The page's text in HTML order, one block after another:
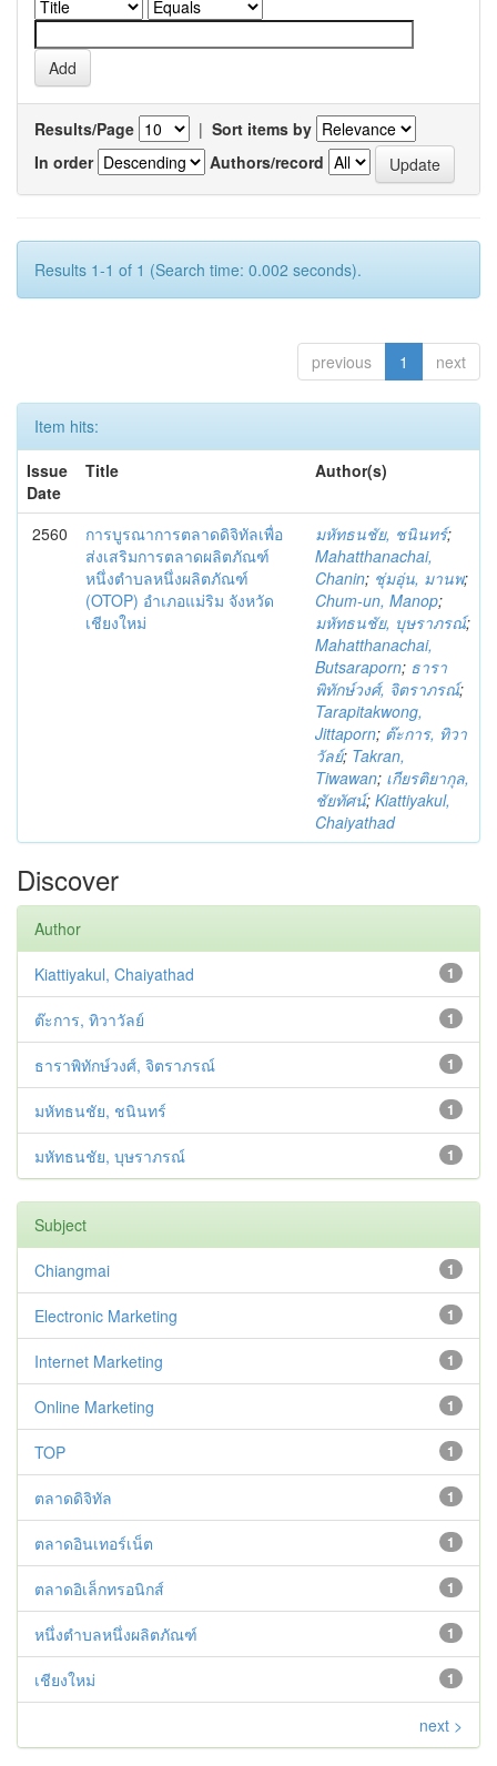
Results/Page | Sort items by
In order
Authors/record
Results 1-1 of 1 (Search time: 0.002 seconds).
previous 1 next
Item hits:
Issue
Date
Title Author(s)
2560
การบูรณาการตลาดดิจิทัลเพื่อ
ส่งเสริมการตลาดผลิตภัณฑ์
หนึ่งตำบลหนึ่งผลิตภัณฑ์
(OTOP) อำเภอแม่ริม จังหวัด
เชียงใหม่
มหัทธนชัย, ชนินทร์;
Mahatthanachai,
Chanin; ชุ่มอุ่น, มานพ;
Chum-un, Manop;
มหัทธนชัย, บุษราภรณ์;
Mahatthanachai,
Butsaraporn; ธารา
พิทักษ์วงศ์, จิตราภรณ์;
Tarapitakwong,
Jittaporn; ต๊ะการ, ทิวา
วัลย์; Takran,
Tiwawan; เกียรติยากุล,
ชัยทัศน์; Kiattiyakul,
Chaiyathad
Discover
Author
1
Kiattiyakul, Chaiyathad
1
ต๊ะการ, ทิวาวัลย์
1
ธาราพิทักษ์วงศ์, จิตราภรณ์
1
มหัทธนชัย, ชนินทร์
1
มหัทธนชัย, บุษราภรณ์
Subject
1
Chiangmai
1
Electronic Marketing
1
Internet Marketing
1
Online Marketing
1
TOP
1
ตลาดดิจิทัล
1
ตลาดอินเทอร์เน็ต
1
ตลาดอิเล็กทรอนิกส์
1
หนึ่งตำบลหนึ่งผลิตภัณฑ์
1
เชียงใหม่
next >